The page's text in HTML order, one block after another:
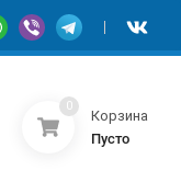
0
Корзина
Пусто